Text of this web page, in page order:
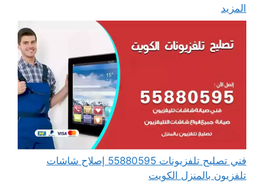
المزيد
فني تصليح تلفزيونات 55880595 إصلاح شاشات
تلفزيون بالمنزل الكويت